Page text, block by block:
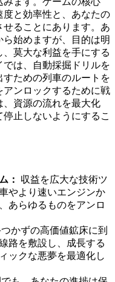
と効率性と、あなたの
ることにあります。あ
始めますが、目的は明
莫大な利益を手にする
は、自動採掘ドリルを
ための列車のルートを
ンロックするために戦
資源の流れを最大化
止しないようにするこ
：
収益を広大な技術ツ
やより速いエンジンか
あらゆるものをアンロ
かずの高価値鉱床に到
路を敷設し、成長する
ックな悪夢を最適化し